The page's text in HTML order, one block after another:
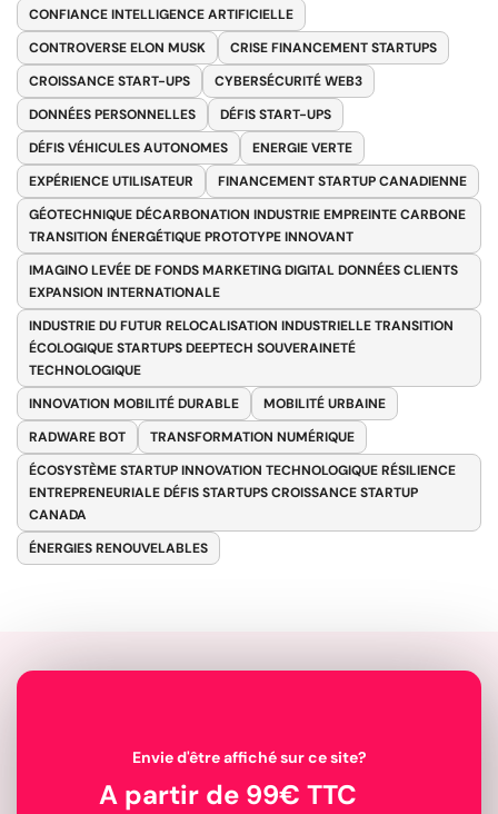
CONFIANCE INTELLIGENCE ARTIFICIELLE
CONTROVERSE ELON MUSK
CRISE FINANCEMENT STARTUPS
CROISSANCE START-UPS
CYBERSÉCURITÉ WEB3
DONNÉES PERSONNELLES
DÉFIS START-UPS
DÉFIS VÉHICULES AUTONOMES
ENERGIE VERTE
EXPÉRIENCE UTILISATEUR
FINANCEMENT STARTUP CANADIENNE
GÉOTECHNIQUE DÉCARBONATION INDUSTRIE EMPREINTE CARBONE
TRANSITION ÉNERGÉTIQUE PROTOTYPE INNOVANT
IMAGINO LEVÉE DE FONDS MARKETING DIGITAL DONNÉES CLIENTS
EXPANSION INTERNATIONALE
INDUSTRIE DU FUTUR RELOCALISATION INDUSTRIELLE TRANSITION
ÉCOLOGIQUE STARTUPS DEEPTECH SOUVERAINETÉ
TECHNOLOGIQUE
INNOVATION MOBILITÉ DURABLE
MOBILITÉ URBAINE
RADWARE BOT
TRANSFORMATION NUMÉRIQUE
ÉCOSYSTÈME STARTUP INNOVATION TECHNOLOGIQUE RÉSILIENCE
ENTREPRENEURIALE DÉFIS STARTUPS CROISSANCE STARTUP
CANADA
ÉNERGIES RENOUVELABLES
Envie d'être affiché sur ce site?
A partir de 99€ TTC